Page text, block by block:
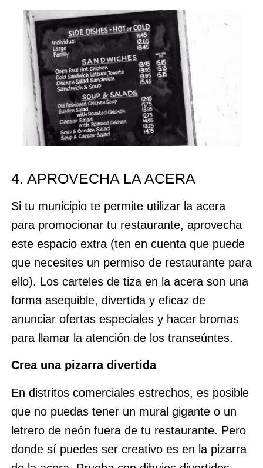
4. APROVECHA LA ACERA
Si tu municipio te permite utilizar la acera
para promocionar tu restaurante, aprovecha
este espacio extra (ten en cuenta que puede
que necesites un permiso de restaurante para
ello). Los carteles de tiza en la acera son una
forma asequible, divertida y eficaz de
anunciar ofertas especiales y hacer bromas
para llamar la atención de los transeúntes.
Crea una pizarra divertida
En distritos comerciales estrechos, es posible
que no puedas tener un mural gigante o un
letrero de neón fuera de tu restaurante. Pero
donde sí puedes ser creativo es en la pizarra